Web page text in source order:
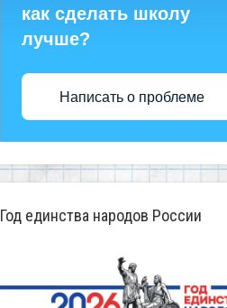
как сделать школу
лучше?
Написать о проблеме
Год единства народов России